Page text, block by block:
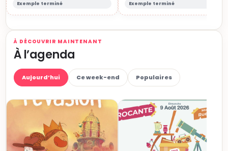
Exemple terminé Exemple terminé
À DÉCOUVRIR MAINTENANT
À l’agenda
Aujourd’hui Ce week-end Populaires